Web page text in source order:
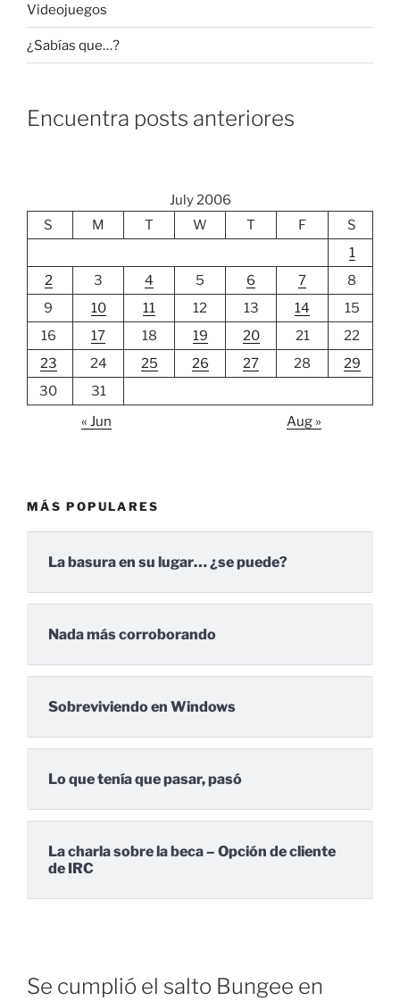
Videojuegos
¿Sabías que…?
Encuentra posts anteriores
July 2006
S
M T W T F
S
1
2
3 4 5 6 7
8
9
10 11 12 13 14
15
16
17 18 19 20 21
22
23
24 25 26 27 28
29
30
31
« Jun
Aug »
MÁS POPULARES
La basura en su lugar… ¿se puede?
Nada más corroborando
Sobreviviendo en Windows
Lo que tenía que pasar, pasó
La charla sobre la beca – Opción de cliente
de IRC
Se cumplió el salto Bungee en